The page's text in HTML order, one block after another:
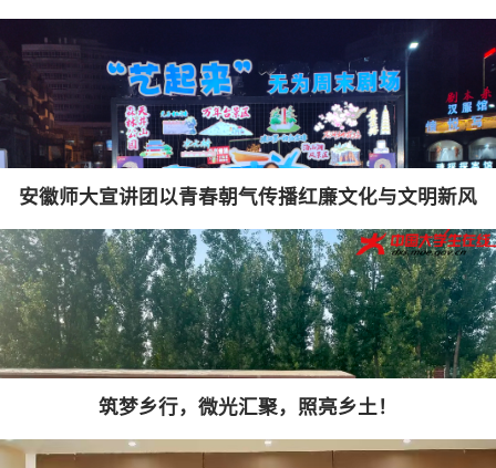
安徽师大宣讲团以青春朝气传播红廉文化与文明新风
筑梦乡行，微光汇聚，照亮乡土！